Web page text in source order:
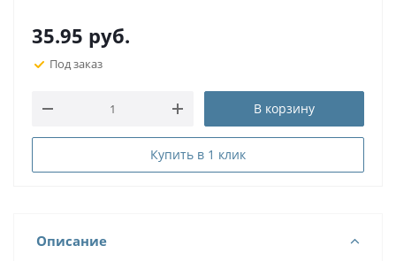
35.95 руб.
Под заказ
В корзину
Купить в 1 клик
Описание